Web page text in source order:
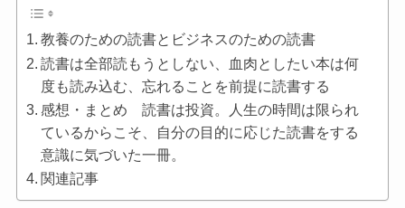
教養のための読書とビジネスのための読書
読書は全部読もうとしない、血肉としたい本は何
度も読み込む、忘れることを前提に読書する
感想・まとめ 読書は投資。人生の時間は限られ
ているからこそ、自分の目的に応じた読書をする
意識に気づいた一冊。
関連記事